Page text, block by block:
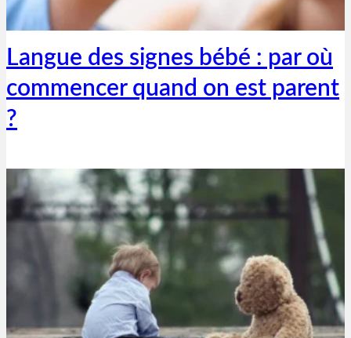
19 novembre 2025
Langue des signes bébé : par où
commencer quand on est parent
?